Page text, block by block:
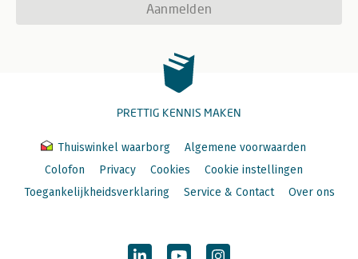
Aanmelden
PRETTIG KENNIS MAKEN
Thuiswinkel waarborg
Algemene voorwaarden
Colofon
Privacy Cookies
Cookie instellingen
Toegankelijkheidsverklaring
Service & Contact Over ons